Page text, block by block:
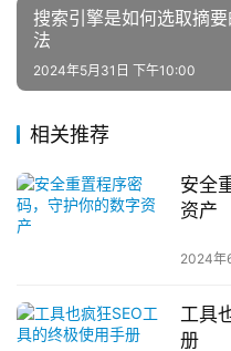
搜索引擎是如何选取摘
法
2024年5月31日 下午10:00
相关推荐
安全
资产
2024年
工具
册